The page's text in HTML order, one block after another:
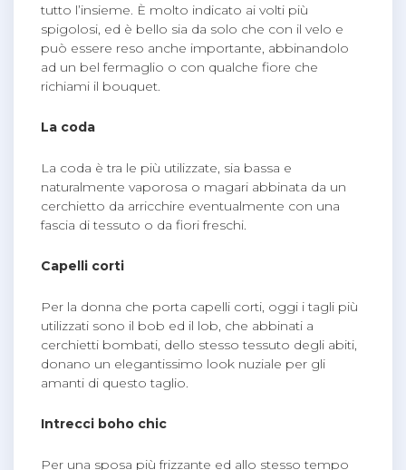
tutto l’insieme. È molto indicato ai volti più
spigolosi, ed è bello sia da solo che con il velo e
può essere reso anche importante, abbinandolo
ad un bel fermaglio o con qualche fiore che
richiami il bouquet.
La coda
La coda è tra le più utilizzate, sia bassa e
naturalmente vaporosa o magari abbinata da un
cerchietto da arricchire eventualmente con una
fascia di tessuto o da fiori freschi.
Capelli corti
Per la donna che porta capelli corti, oggi i tagli più
utilizzati sono il bob ed il lob, che abbinati a
cerchietti bombati, dello stesso tessuto degli abiti,
donano un elegantissimo look nuziale per gli
amanti di questo taglio.
Intrecci boho chic
Per una sposa più frizzante ed allo stesso tempo